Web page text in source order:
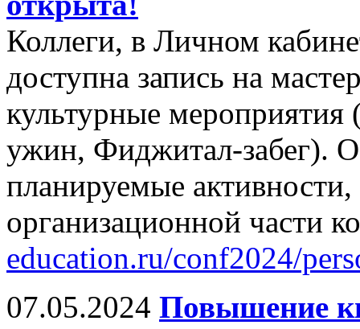
Коллеги, в Личном
доступна запись на
культурные
ужин, Фиджитал-забег).
планируемые
организационной части
education.ru/conf2024/
07.05.2024 Повышение